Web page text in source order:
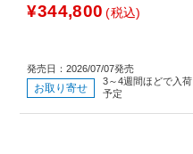
¥344,800 (税込)
発売日：2026/07/07発売
お取り寄せ
3～4週間ほどで入荷
予定